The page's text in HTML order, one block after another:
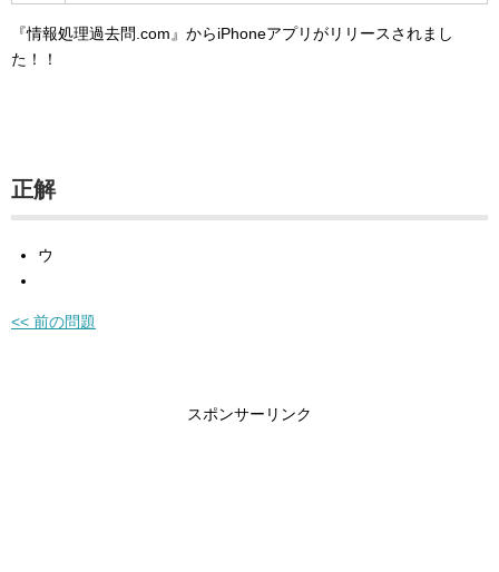
『情報処理過去問.com』からiPhoneアプリがリリースされまし
た！！
正解
ウ
<< 前の問題
スポンサーリンク